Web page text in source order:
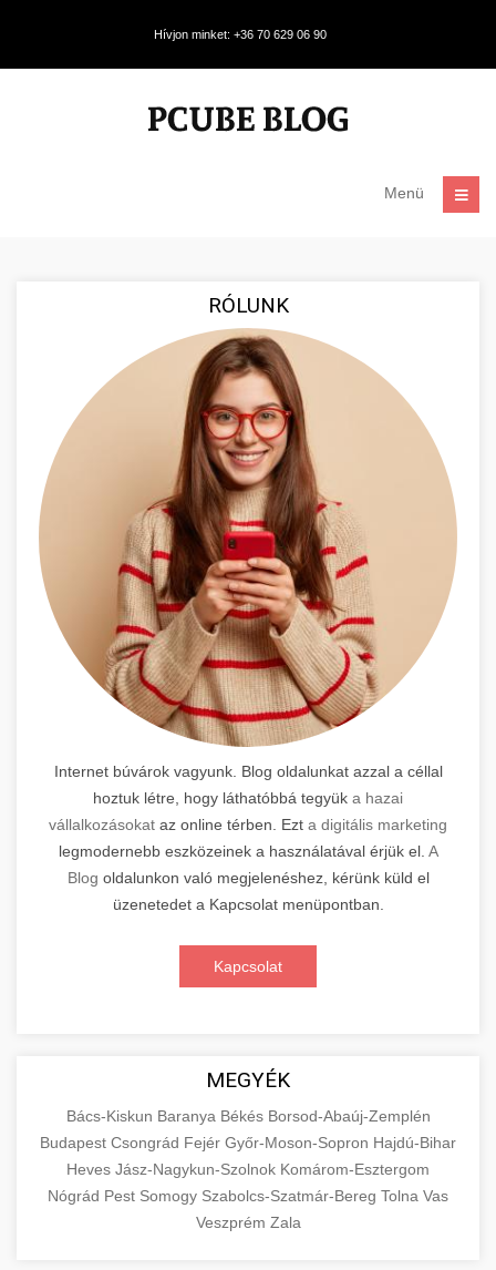
Hívjon minket: +36 70 629 06 90
Menü
RÓLUNK
Internet búvárok vagyunk. Blog oldalunkat azzal a céllal
hoztuk létre, hogy láthatóbbá tegyük a hazai
vállalkozásokat az online térben. Ezt a digitális marketing
legmodernebb eszközeinek a használatával érjük el. A
Blog oldalunkon való megjelenéshez, kérünk küld el
üzenetedet a Kapcsolat menüpontban.
Kapcsolat
MEGYÉK
Bács-Kiskun Baranya Békés Borsod-Abaúj-Zemplén
Budapest Csongrád Fejér Győr-Moson-Sopron Hajdú-Bihar
Heves Jász-Nagykun-Szolnok Komárom-Esztergom
Nógrád Pest Somogy Szabolcs-Szatmár-Bereg Tolna Vas
Veszprém Zala